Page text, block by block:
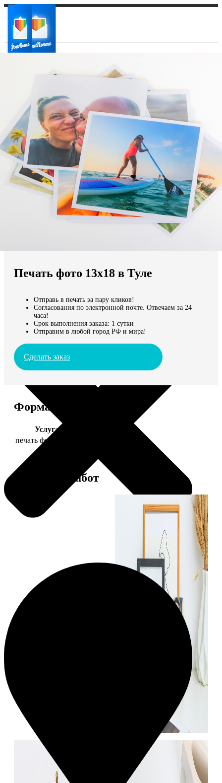
Ваш регион доставки
Выберите из списка:
Мы доставляем по всему миру
Продолжить без города
Печать фото 13х18 в Туле
Отправь в печать за пару кликов!
Согласования по электронной почте. Отвечаем за 24
часа!
Срок выполнения заказа: 1 сутки
Отправим в любой город РФ и мира!
Сделать заказ
Форматы и цены
Услуга
печать фото 13х18
Примеры работ